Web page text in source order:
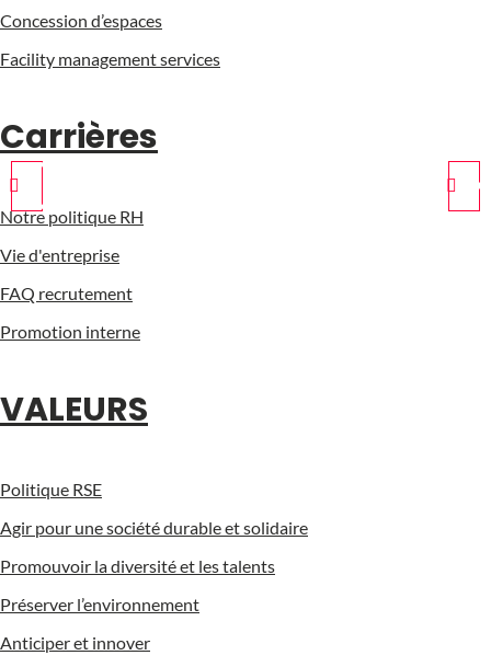
Concession d’espaces
Facility management services
Carrières
Notre politique RH
Vie d'entreprise
FAQ recrutement
Promotion interne
VALEURS
Politique RSE
Agir pour une société durable et solidaire
Promouvoir la diversité et les talents
Préserver l’environnement
Anticiper et innover